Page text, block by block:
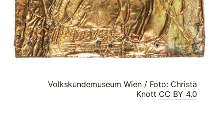
Volkskundemuseum Wien / Foto: Christa
Knott CC BY 4.0